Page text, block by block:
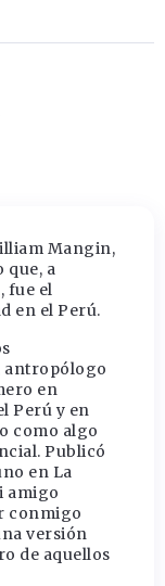
Mangin,
a
fue el
en el Perú.
antropólogo
en
Perú y en
como algo
Publicó
en La
amigo
conmigo
versión
de aquellos